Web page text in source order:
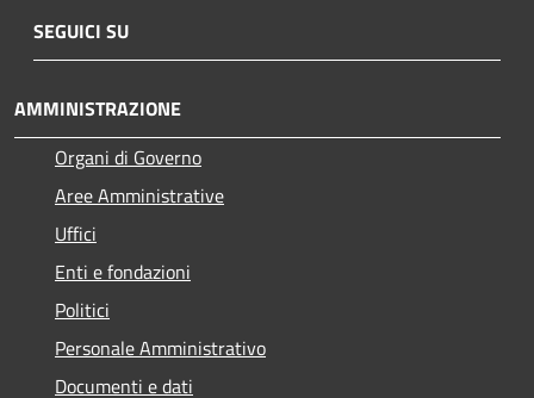
SEGUICI SU
AMMINISTRAZIONE
Organi di Governo
Aree Amministrative
Uffici
Enti e fondazioni
Politici
Personale Amministrativo
Documenti e dati